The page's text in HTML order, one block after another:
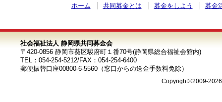
ホーム 共同募金とは 募金をしよう 募金
社会福祉法人 静岡県共同募金会
〒420-0856 静岡市葵区駿府町１番70号(静岡県総合福祉会館内)
TEL：054-254-5212/FAX：054-254-6400
郵便振替口座00800-6-5560（窓口からの送金手数料免除）
Copyright©2009-